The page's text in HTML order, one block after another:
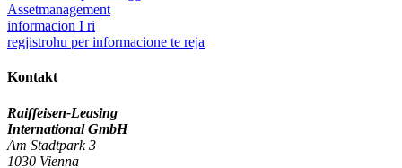
Assetmanagement
informacion I ri
regjistrohu per informacione te reja
Kontakt
Raiffeisen-Leasing
International GmbH
Am Stadtpark 3
1030 Vienna